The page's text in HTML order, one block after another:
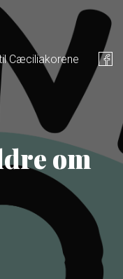
Cæciliakorene
om